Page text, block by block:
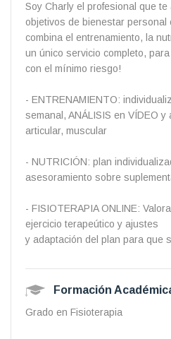
Soy Charly el profesional que
objetivos de bienestar personal
combina el entrenamiento, la
un único servicio completo,
con el mínimo riesgo!
- ENTRENAMIENTO:
semanal, ANÁLISIS en VÍDEO
articular, muscular
- NUTRICIÓN: plan
asesoramiento sobre
- FISIOTERAPIA ONLINE:
ejercicio terapeútico y ajustes
y adaptación del plan para que
Formación
Grado en Fisioterapia